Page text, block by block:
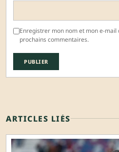
Enregistrer mon nom et mon e-
prochains commentaires.
ARTICLES LIÉS